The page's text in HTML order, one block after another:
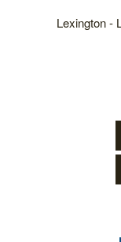
Lexington -